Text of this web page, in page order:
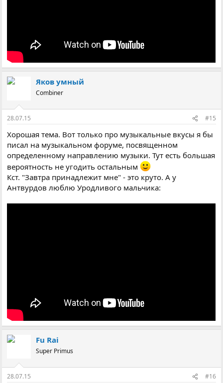
Яков умный
Combiner
28.07.15 #15
Хорошая тема. Вот только про музыкальные вкусы я бы
писал на музыкальном форуме, посвященном
определенному направлению музыки. Тут есть большая
вероятность не угодить остальным
Кст. "Завтра принадлежит мне" - это круто. А у
Антвурдов люблю Уродливого мальчика:
Fu Rai
Super Primus
28.07.15 #16